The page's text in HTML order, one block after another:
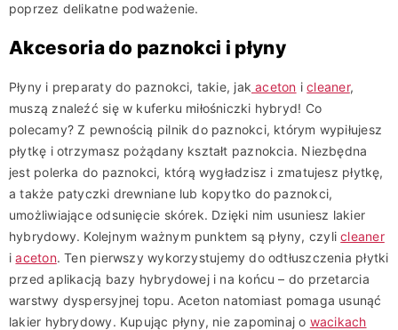
poprzez delikatne podważenie.
Akcesoria do paznokci i płyny
Płyny i preparaty do paznokci, takie, jak aceton icleaner,
muszą znaleźć się w kuferku miłośniczki hybryd! Co
polecamy? Z pewnością pilnik do paznokci, którym wypiłujesz
płytkę i otrzymasz pożądany kształt paznokcia. Niezbędna
jest polerka do paznokci, którą wygładzisz i zmatujesz płytkę,
a także patyczki drewniane lub kopytko do paznokci,
umożliwiające odsunięcie skórek. Dzięki nim usuniesz lakier
hybrydowy. Kolejnym ważnym punktem są płyny, czylicleaner
iaceton. Ten pierwszy wykorzystujemy do odtłuszczenia płytki
przed aplikacją bazy hybrydowej i na końcu – do przetarcia
warstwy dyspersyjnej topu. Aceton natomiast pomaga usunąć
lakier hybrydowy. Kupując płyny, nie zapominaj o wacikach